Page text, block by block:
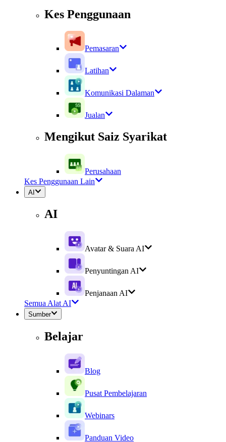
Kes Penggunaan
Pemasaran
Latihan
Komunikasi Dalaman
Jualan
Mengikut Saiz Syarikat
Perusahaan
Kes Penggunaan Lain
AI
AI
Avatar & Suara AI
Penyuntingan AI
Penjanaan AI
Semua Alat AI
Sumber
Belajar
Blog
Pusat Pembelajaran
Webinars
Panduan Video